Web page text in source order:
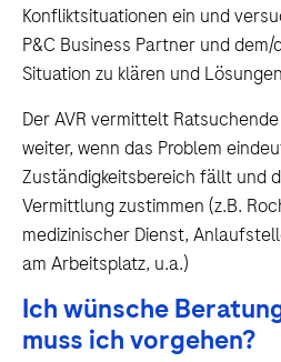
Konfliktsituationen ein und
P&C Business Partner und
Situation zu klären und
Der AVR vermittelt
weiter, wenn das Problem
Zuständigkeitsbereich fällt und
Vermittlung zustimmen (z.B.
medizinischer Dienst,
am Arbeitsplatz, u.a.)
Ich wünsche
muss ich vorgehen?